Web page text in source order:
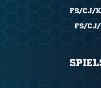
FS/CJ/
FS/